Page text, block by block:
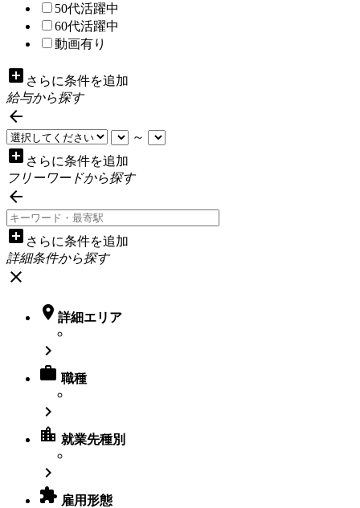
50代活躍中
60代活躍中
動画有り
add_box さらに条件を追加
給与から探す

～
add_box さらに条件を追加
フリーワードから探す

add_box さらに条件を追加
詳細条件から探す
close
 詳細エリア

 職種

location_city 就業先種別

 雇用形態